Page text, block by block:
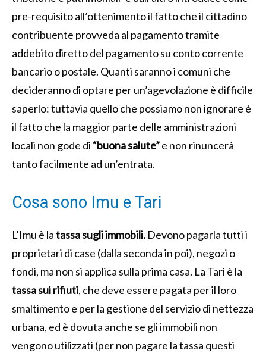
pre-requisito all’ottenimento il fatto che il cittadino
contribuente provveda al pagamento tramite
addebito diretto del pagamento su conto corrente
bancario o postale. Quanti saranno i comuni che
decideranno di optare per un’agevolazione è difficile
saperlo: tuttavia quello che possiamo non ignorare è
il fatto che la maggior parte delle amministrazioni
locali non gode di “buona salute”e non rinuncerà
tanto facilmente ad un’entrata.
Cosa sono Imu e Tari
L’Imu è latassa sugli immobili. Devono pagarla tutti i
proprietari di case (dalla seconda in poi), negozi o
fondi, ma non si applica sulla prima casa. La Tari è la
tassa sui rifiuti, che deve essere pagata per il loro
smaltimento e per la gestione del servizio di nettezza
urbana, ed è dovuta anche se gli immobili non
vengono utilizzati (per non pagare la tassa questi